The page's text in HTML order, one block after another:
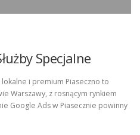
Specjalne
i premium Piaseczno to
Warszawy, z rosnącym rynkiem
Google Ads w Piasecznie powinny